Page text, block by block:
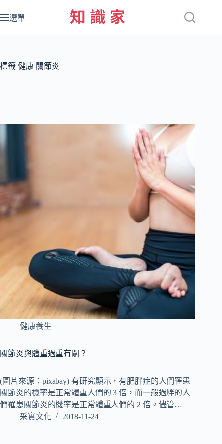
至
容
選單
標籤 健康 關節炎
健康養生
關節炎與體重過重有關？
(圖片來源：pixabay) 有研究顯示，有肥胖症的人們罹患
關節炎的機率是正常體重人們的 3 倍，而一般過胖的人
們罹患關節炎的機率是正常體重人們的 2 倍。儘管…
采實文化
2018-11-24